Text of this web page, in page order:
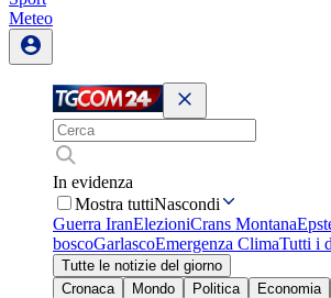
Meteo
In evidenza
Mostra tuttiNascondi
Guerra IranElezioniCrans Montana
boscoGarlascoEmergenza ClimaTutti i
Tutte le notizie del giorno
Cronaca
Mondo Politica Economia